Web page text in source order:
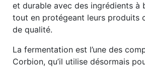
et durable avec des ingrédients à
tout en protégeant leurs produits
de qualité.
La fermentation est l’une des
Corbion, qu’il utilise désormais